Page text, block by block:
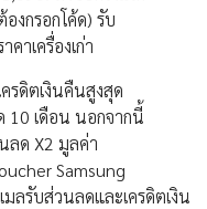
งกรอกโค้ด) รับ
าเครื่องเก่า
รดิตเงินคืนสูงสุด
10 เดือน นอกจากนี้
ลด X2 มูลค่า
Samsung
ลรับส่วนลดและเครดิตเงิน